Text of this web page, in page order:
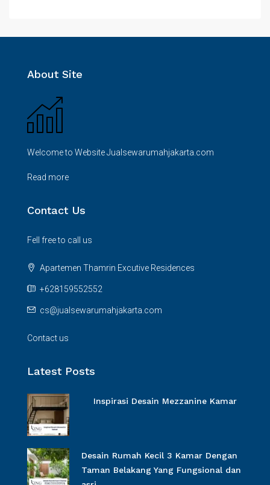
About Site
Welcome to Website Jualsewarumahjakarta.com
Read more
Contact Us
Fell free to call us
Apartemen Thamrin Excutive Residences
+628159552552
cs@jualsewarumahjakarta.com
Contact us
Latest Posts
Inspirasi Desain Mezzanine Kamar
Desain Rumah Kecil 3 Kamar Dengan
Taman Belakang Yang Fungsional dan